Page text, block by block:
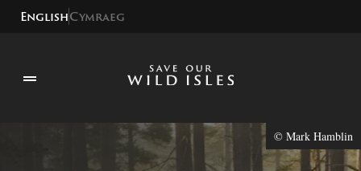
EnglishCymraeg
© Mark Hamblin